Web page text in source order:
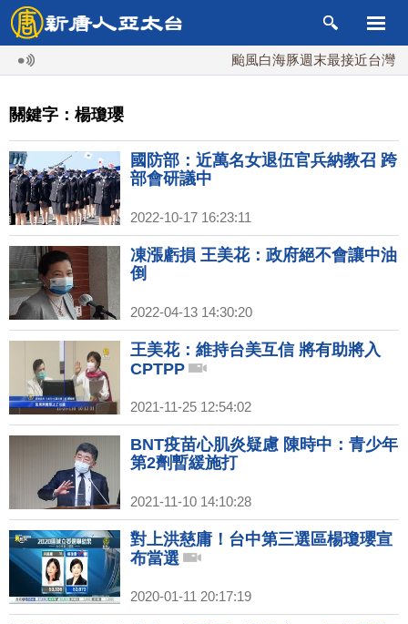
颱風白海豚週末最接近台灣 最
關鍵字：楊瓊瓔
國防部：近萬名女退伍官兵納教召 跨
部會研議中
2022-10-17 16:23:11
凍漲虧損 王美花：政府絕不會讓中油
倒
2022-04-13 14:30:20
王美花：維持台美互信 將有助將入
CPTPP
2021-11-25 12:54:02
BNT疫苗心肌炎疑慮 陳時中：青少年
第2劑暫緩施打
2021-11-10 14:10:28
對上洪慈庸！台中第三選區楊瓊瓔宣
布當選
2020-01-11 20:17:19